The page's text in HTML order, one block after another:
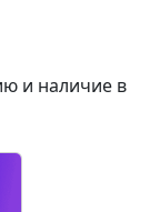
и наличие в